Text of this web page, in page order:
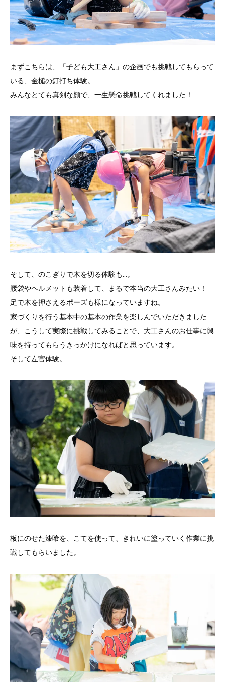
まずこちらは、「子ども大工さん」の企画でも挑戦してもらって
いる、金槌の釘打ち体験。
みんなとても真剣な顔で、一生懸命挑戦してくれました！
そして、のこぎりで木を切る体験も…。
腰袋やヘルメットも装着して、まるで本当の大工さんみたい！
足で木を押さえるポーズも様になっていますね。
家づくりを行う基本中の基本の作業を楽しんでいただきました
が、こうして実際に挑戦してみることで、大工さんのお仕事に興
味を持ってもらうきっかけになればと思っています。
そして左官体験。
板にのせた漆喰を、こてを使って、きれいに塗っていく作業に挑
戦してもらいました。